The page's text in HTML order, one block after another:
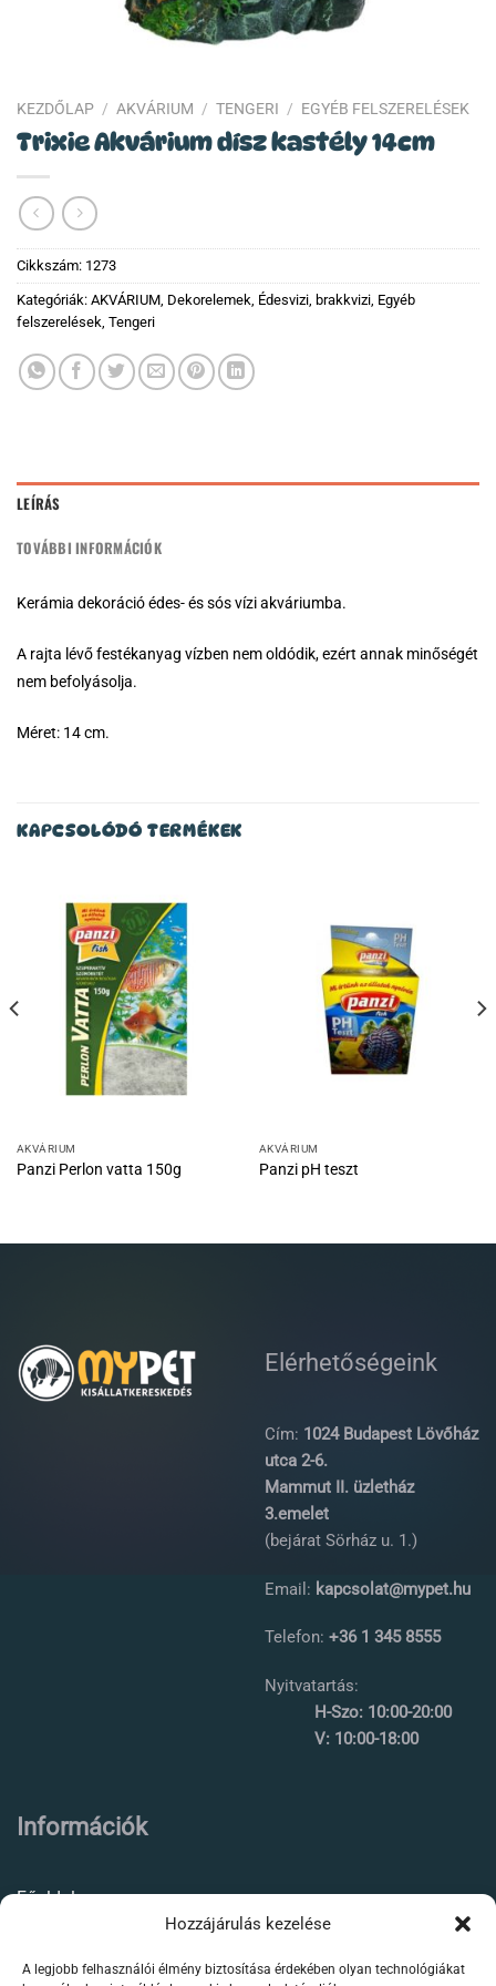
Hozzájárulás kezelése
A legjobb felhasználói élmény biztosítása érdekében olyan technológiákat
KEZDŐLAP / AKVÁRIUM / TENGERI / EGYÉB FELSZERELÉSEK
Trixie Akvárium dísz kastély 14cm
Cikkszám: 1273
Kategóriák: AKVÁRIUM, Dekorelemek, Édesvizi, brakkvizi, Egyéb
felszerelések, Tengeri
LEÍRÁS
TOVÁBBI INFORMÁCIÓK
Kerámia dekoráció édes- és sós vízi akváriumba.
A rajta lévő festékanyag vízben nem oldódik, ezért annak minőségét
nem befolyásolja.
Méret: 14 cm.
KAPCSOLÓDÓ TERMÉKEK
AKVÁRIUM
Panzi Perlon vatta 150g
AKVÁRIUM
Panzi pH teszt
Elérhetőségeink
Cím: 1024 Budapest Lövőház
utca 2-6.
Mammut II. üzletház
3.emelet
(bejárat Sörház u. 1.)
Email: kapcsolat@mypet.hu
Telefon: +36 1 345 8555
Nyitvatartás:
H-Szo: 10:00-20:00
V: 10:00-18:00
Információk
Főoldal